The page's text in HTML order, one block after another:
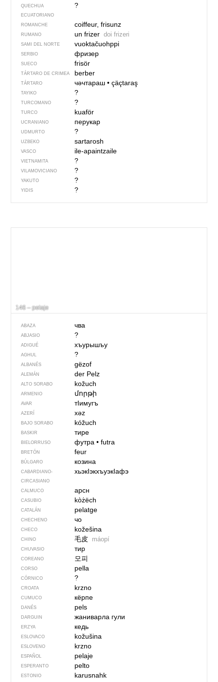
QUECHUA
ECUATORIANO
?
ROMANCHE coiffeur, frisunz
RUMANO un frizer doi frizeri
SAMI DEL NORTE vuoktačuohppi
SERBIO фризер
SUECO frisör
TÁRTARO DE CRIMEA berber
TÁRTARO чәчтараш• çäçtaraş
TAYIKO ?
TURCOMANO ?
TURCO kuaför
UCRANIANO перукар
UDMURTO ?
UZBEKO sartarosh
VASCO ile-apaintzaile
VIETNAMITA ?
VILAMOVICIANO ?
YAKUTO ?
YIDIS ?
146 – pelaje
ABAZA чва
ABJASIO ?
ADIGUÉ хъурышъу
AGHUL ?
ALBANÉS gëzof
ALEMÁN der Pelz
ALTO SORABO kožuch
ARMENIO մորթի
AVAR тIимугъ
AZERÍ xəz
BAJO SORABO kóžuch
BASKIR тире
BIELORRUSO футра• futra
BRETÓN feur
BÚLGARO козина
CABARDIANO-
CIRCASIANO
хьэкIэкхъуэкIафэ
CALMUCO арсн
CASUBIO kòżëch
CATALÁN pelatge
CHECHENO чо
CHECO kožešina
CHINO 毛皮 máopí
CHUVASIO тир
COREANO 모피
CORSO pella
CÓRNICO ?
CROATA krzno
CUMUCO кёрпе
DANÉS pels
DARGUIN жаниварла гули
ERZYA кедь
ESLOVACO kožušina
ESLOVENO krzno
ESPAÑOL pelaje
ESPERANTO pelto
ESTONIO
karusnahk